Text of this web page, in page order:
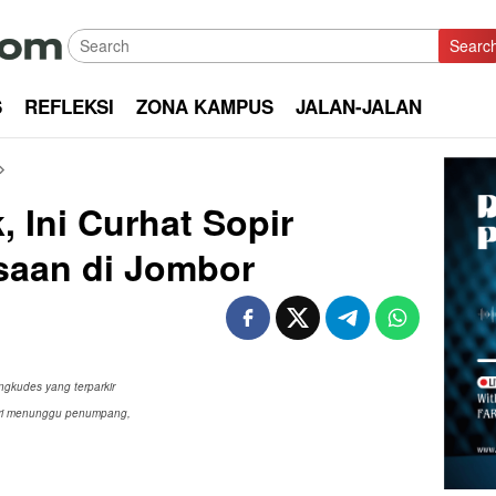
REFLEKSI ZONA KAMPUS JALAN-JALAN
Ini Curhat Sopir
di Jombor
yang terparkir
menunggu penumpang,